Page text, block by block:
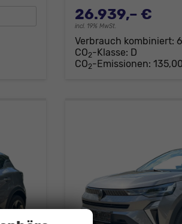
26.939,– €
incl. 19% MwSt.
Verbrauch kombiniert:
CO2-Klasse: D
CO2-Emissionen: